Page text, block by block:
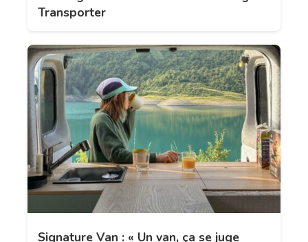
Transporter
Signature Van : « Un van, ça se juge